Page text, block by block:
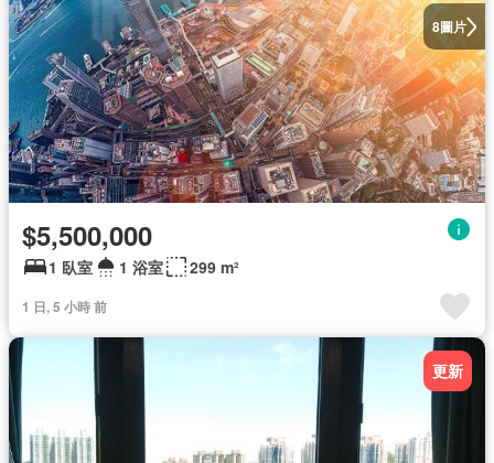
8圖片
$5,500,000
1 臥室 1 浴室 299 m²
1 日, 5 小時 前
更新